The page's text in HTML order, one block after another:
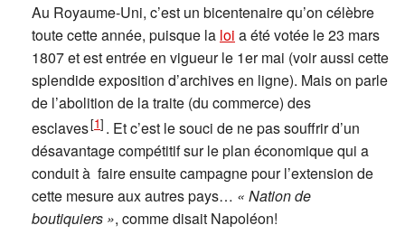
Au Royaume-Uni, c’est un bicentenaire qu’on célèbre
toute cette année, puisque la loi a été votée le 23 mars
1807 et est entrée en vigueur le 1er mai (voir aussi cette
splendide exposition d’archives en ligne). Mais on parle
de l’abolition de la traite (du commerce) des
esclaves[1] . Et c’est le souci de ne pas souffrir d’un
désavantage compétitif sur le plan économique qui a
conduit à faire ensuite campagne pour l’extension de
cette mesure aux autres pays… « Nation de
boutiquiers », comme disait Napoléon!